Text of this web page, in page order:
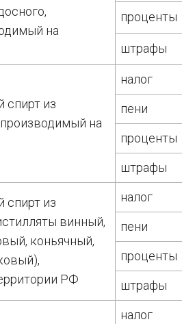
на
проценты
штрафы
спирт из
на
налог
пени
проценты
штрафы
спирт из
винный,
коньячный,
РФ
налог
пени
проценты
штрафы
налог